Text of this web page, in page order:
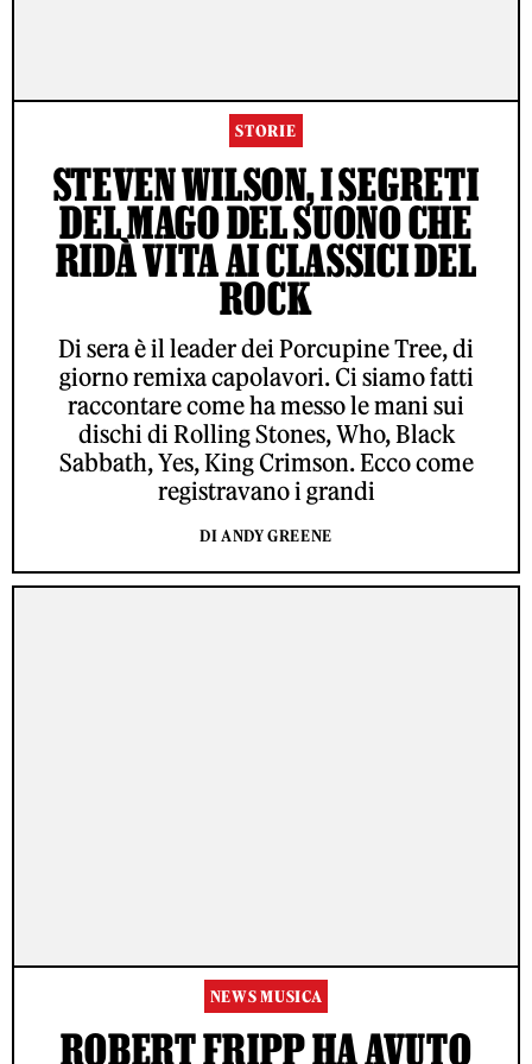
STORIE
STEVEN WILSON, I SEGRETI
DEL MAGO DEL SUONO CHE
RIDÀ VITA AI CLASSICI DEL
ROCK
Di sera è il leader dei Porcupine Tree, di
giorno remixa capolavori. Ci siamo fatti
raccontare come ha messo le mani sui
dischi di Rolling Stones, Who, Black
Sabbath, Yes, King Crimson. Ecco come
registravano i grandi
DI ANDY GREENE
NEWS MUSICA
ROBERT FRIPP HA AVUTO